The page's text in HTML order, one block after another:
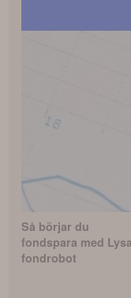
Så börjar du
fondspara med
fondrobot